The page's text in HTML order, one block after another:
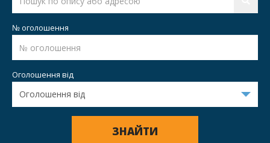
№ оголошення
Оголошення від
ЗНАЙТИ